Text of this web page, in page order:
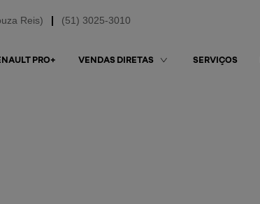
(51) 3025-3010
Reis)
PRO+ VENDAS DIRETAS SERVIÇOS